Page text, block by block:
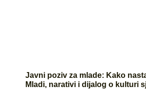
Javni poziv za mlade: Kako
Mladi, narativi i dijalog o kulturi